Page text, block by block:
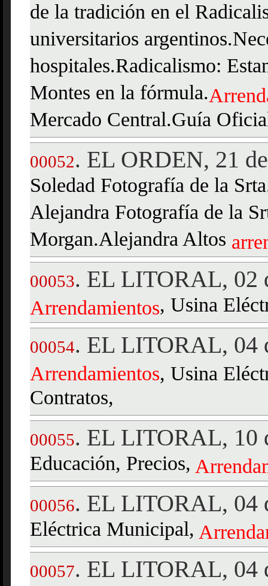
de la tradición en el
universitarios
hospitales.Radicalismo:
Montes en la fórmula.
Mercado Central.Guía
00052. EL ORDEN, 21
Soledad Fotografía de la
Alejandra Fotografía de la
Morgan.Alejandra Altos
00053. EL LITORAL, 02
Arrendamientos, Usina
00054. EL LITORAL, 04
Arrendamientos, Usina
Contratos,
00055. EL LITORAL, 10
Educación, Precios,
00056. EL LITORAL, 04
Eléctrica Municipal,
00057. EL LITORAL, 04